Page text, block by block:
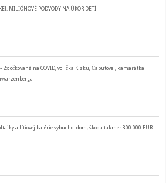
MILIÓNOVÉ PODVODY NA ÚKOR DETÍ
2x očkovaná na COVID, volička Kisku, Čaputovej, kamarátka
a lítiovej batérie vybuchol dom, škoda takmer 300 000 EUR